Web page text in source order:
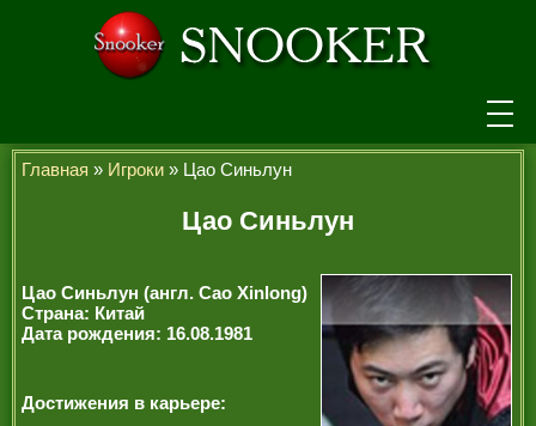
НОВОСТИ
ТУРНИРЫ
ИГРОКИ
СЕНЧУРИ БРЕЙКИ
МАКСИМАЛЬНЫЕ БРЕЙКИ
Главная » Игроки » Цао Синьлун
Цао Синьлун
Цао Синьлун (англ. Cao Xinlong)
Страна: Китай
Дата рождения: 16.08.1981
Достижения в карьере: